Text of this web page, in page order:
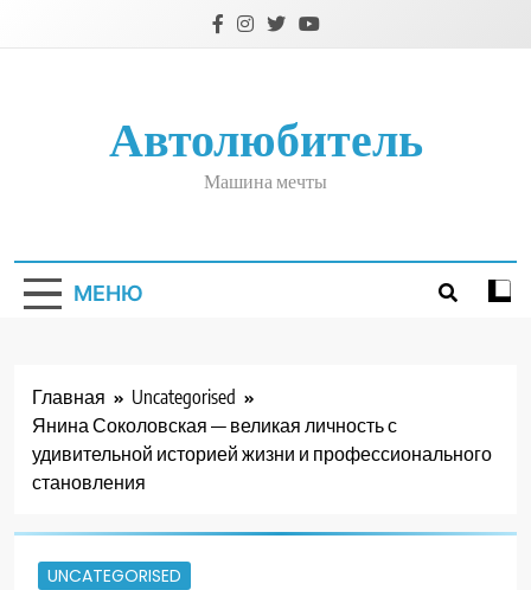
Автолюбитель
Машина мечты
МЕНЮ
Главная
Uncategorised
Янина Соколовская — великая личность с
удивительной историей жизни и профессионального
становления
UNCATEGORISED